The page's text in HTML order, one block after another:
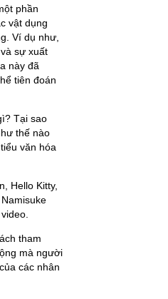
phần
vật dụng
Ví dụ như,
sự xuất
này đã
tiên đoán
Tại sao
thế nào
văn hóa
Hello Kitty,
tham
mà người
các nhân